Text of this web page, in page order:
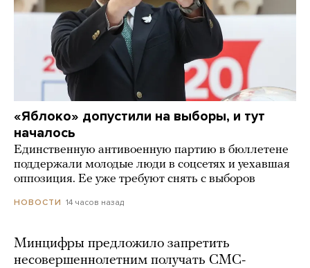
«Яблоко» допустили на выборы, и тут
началось
Единственную антивоенную партию в бюллетене
поддержали молодые люди в соцсетях и уехавшая
оппозиция. Ее уже требуют снять с выборов
НОВОСТИ 14 часов назад
Минцифры предложило запретить
несовершеннолетним получать СМС-